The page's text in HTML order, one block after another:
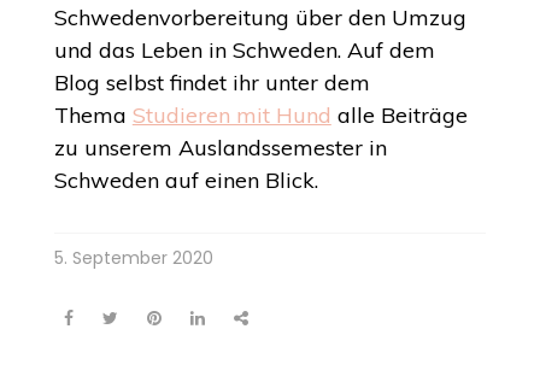
Schwedenvorbereitung über den Umzug
und das Leben in Schweden. Auf dem
Blog selbst findet ihr unter dem
Thema Studieren mit Hund alle Beiträge
zu unserem Auslandssemester in
Schweden auf einen Blick.
5. September 2020